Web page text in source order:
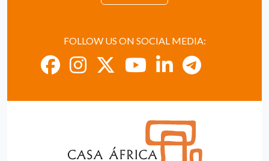
FOLLOW US ON SOCIAL MEDIA: